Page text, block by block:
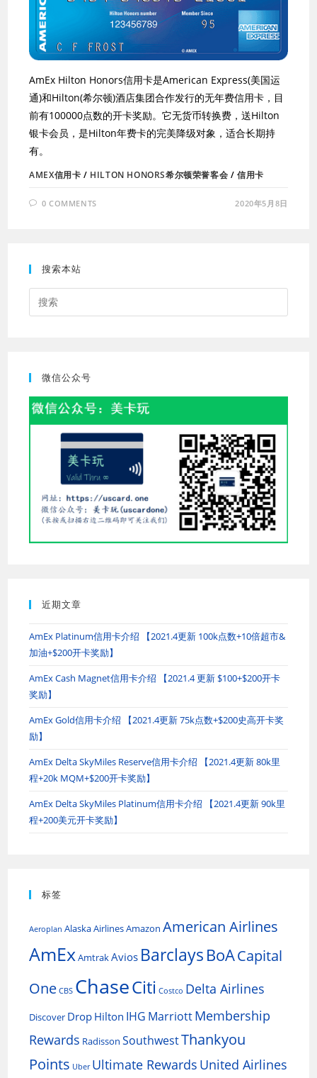
AmEx Hilton Honors信用卡是American Express(美国运
通)和Hilton(希尔顿)酒店集团合作发行的无年费信用卡，目
前有100000点数的开卡奖励。它无货币转换费，送Hilton
银卡会员，是Hilton年费卡的完美降级对象，适合长期持
有。
AMEX信用卡 / HILTON HONORS希尔顿荣誉客会 /信用卡
0 COMMENTS 2020年5月8日
搜索本站
微信公众号
近期文章
AmEx Platinum信用卡介绍 【2021.4更新 100k点数+10倍超市&
加油+$200开卡奖励】
AmEx Cash Magnet信用卡介绍 【2021.4 更新 $100+$200开卡
奖励】
AmEx Gold信用卡介绍 【2021.4更新 75k点数+$200史高开卡奖
励】
AmEx Delta SkyMiles Reserve信用卡介绍 【2021.4更新 80k里
程+20k MQM+$200开卡奖励】
AmEx Delta SkyMiles Platinum信用卡介绍 【2021.4更新 90k里
程+200美元开卡奖励】
标签
Aeroplan Alaska AirlinesAmazon American Airlines
AmExAmtrakAvios Barclays BoACapital
One CBS ChaseCiti Costco Delta Airlines
Discover Drop Hilton IHG MarriottMembership
Rewards Radisson SouthwestThankyou
Points Uber Ultimate Rewards United Airlines